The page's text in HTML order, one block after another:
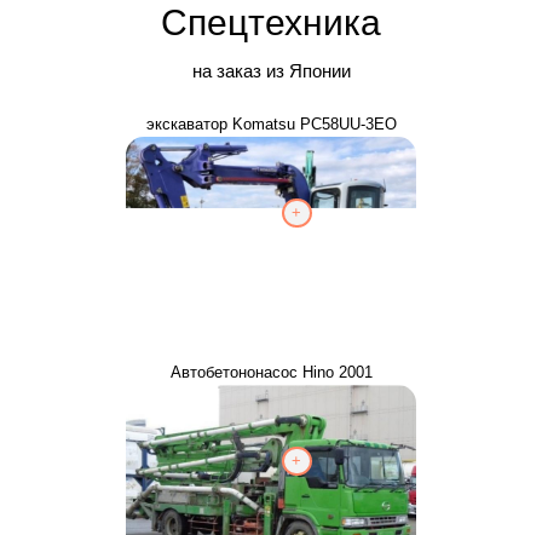
Спецтехника
на заказ из Японии
экскаватор Komatsu PC58UU-3EO
+
Автобетононасос Hino 2001
+